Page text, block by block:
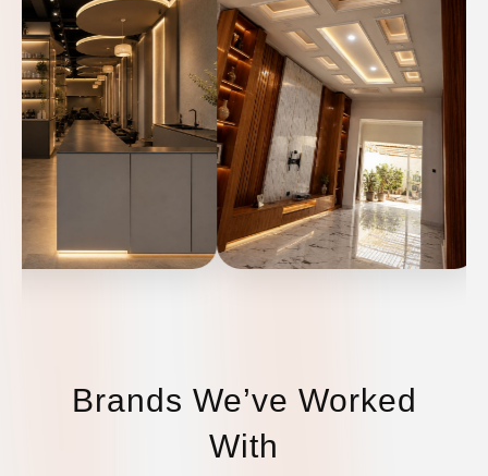
Brands We’ve Worked
With